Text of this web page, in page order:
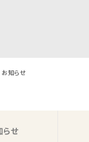
お知らせ
らせ